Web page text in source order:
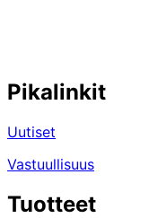
Pikalinkit
Uutiset
Vastuullisuus
Tuotteet